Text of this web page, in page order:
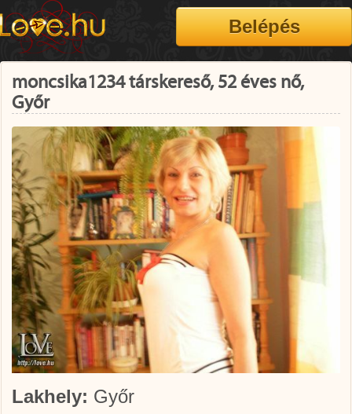
moncsika1234 társkereső, 52 éves nő,
Győr
Lakhely: Győr